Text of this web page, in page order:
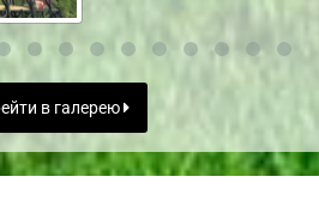
в галерею